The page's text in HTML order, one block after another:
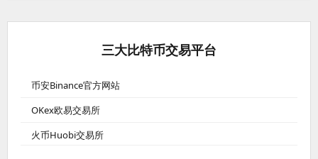
三大比特币交易平台
币安Binance官方网站
OKex欧易交易所
火币Huobi交易所